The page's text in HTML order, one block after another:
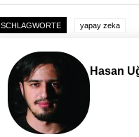
SCHLAGWORTE yapay zeka
Hasan